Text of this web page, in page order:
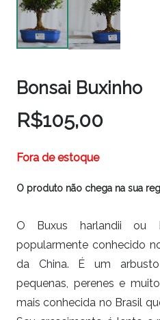
Bonsai Buxinho
R$105,00
Fora de estoque
O produto não chega na sua
O Buxus harlandii ou
popularmente conhecido
da China. É um
pequenas, perenes e
mais conhecida no Brasil